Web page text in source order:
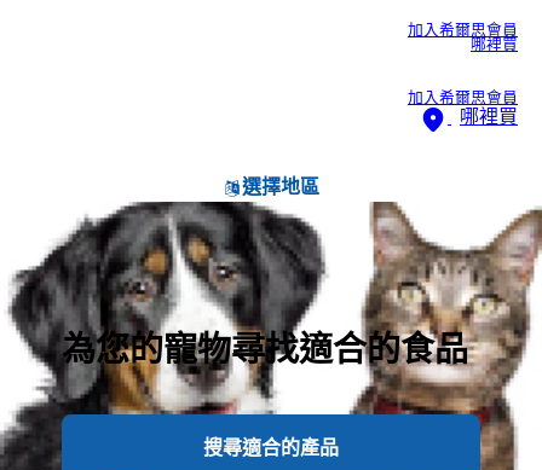
加入希爾思會員
哪裡買
加入希爾思會員
哪裡買
選擇地區
為您的寵物尋找適合的食品
搜尋適合的產品